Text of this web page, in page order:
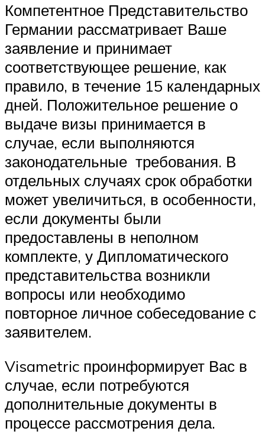
Компетентное Представительство
Германии рассматривает Ваше
заявление и принимает
соответствующее решение, как
правило, в течение 15 календарных
дней. Положительное решение о
выдаче визы принимается в
случае, если выполняются
законодательные требования. В
отдельных случаях срок обработки
может увеличиться, в особенности,
если документы были
предоставлены в неполном
комплекте, у Дипломатического
представительства возникли
вопросы или необходимо
повторное личное собеседование с
заявителем.
Visametric проинформирует Вас в
случае, если потребуются
дополнительные документы в
процессе рассмотрения дела.